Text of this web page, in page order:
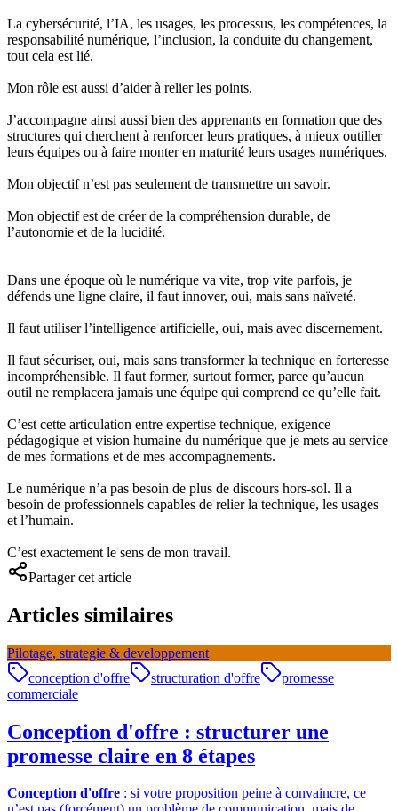
La cybersécurité, l’IA, les usages, les processus, les compétences, la
responsabilité numérique, l’inclusion, la conduite du changement,
tout cela est lié.
Mon rôle est aussi d’aider à relier les points.
J’accompagne ainsi aussi bien des apprenants en formation que des
structures qui cherchent à renforcer leurs pratiques, à mieux outiller
leurs équipes ou à faire monter en maturité leurs usages numériques.
Mon objectif n’est pas seulement de transmettre un savoir.
Mon objectif est de créer de la compréhension durable, de
l’autonomie et de la lucidité.
Dans une époque où le numérique va vite, trop vite parfois, je
défends une ligne claire, il faut innover, oui, mais sans naïveté.
Il faut utiliser l’intelligence artificielle, oui, mais avec discernement.
Il faut sécuriser, oui, mais sans transformer la technique en forteresse
incompréhensible. Il faut former, surtout former, parce qu’aucun
outil ne remplacera jamais une équipe qui comprend ce qu’elle fait.
C’est cette articulation entre expertise technique, exigence
pédagogique et vision humaine du numérique que je mets au service
de mes formations et de mes accompagnements.
Le numérique n’a pas besoin de plus de discours hors-sol. Il a
besoin de professionnels capables de relier la technique, les usages
et l’humain.
C’est exactement le sens de mon travail.
Partager cet article
Articles similaires
Pilotage, strategie & developpement
conception d'offre
structuration d'offre
promesse
commerciale
Conception d'offre : structurer une
promesse claire en 8 étapes
Conception d'offre : si votre proposition peine à convaincre, ce